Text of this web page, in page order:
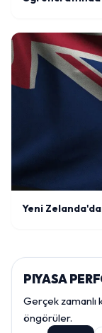
Yeni
PIYASA
Gerçek
öngörüler.